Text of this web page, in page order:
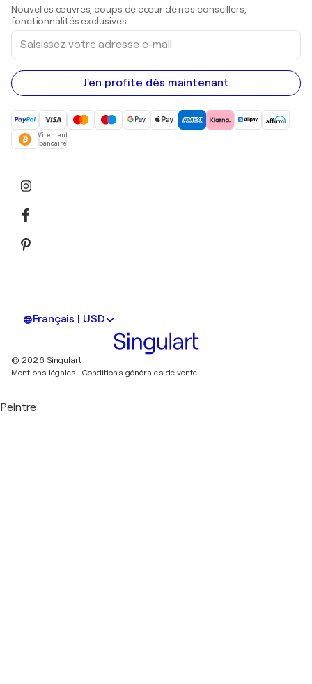
Peintures acryliques
Nouvelles œuvres, coups de cœur de nos conseillers,
fonctionnalités exclusives.
Saisissez
votre
adresse
e-
mail
J'en profite dès maintenant
Virement
bancaire
Français | USD
© 2026 Singulart
Mentions légales. Conditions générales de vente
Peintre